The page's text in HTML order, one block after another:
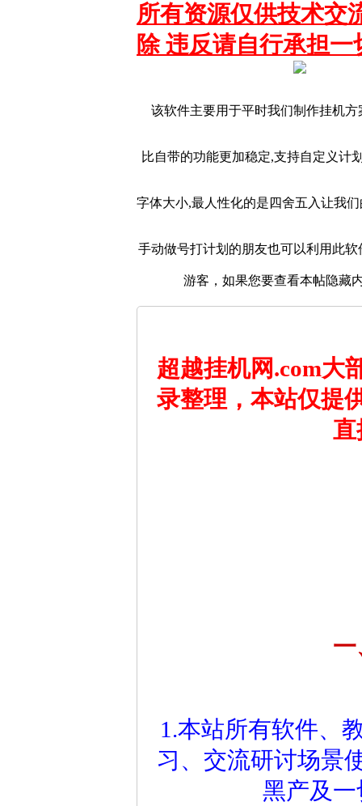
所有资源仅供技术交
除 违反请自行承担
该软件主要用于平时我们制作挂机
比自带的功能更加稳定,支持自定义计
字体大小,最人性化的是四舍五入让我
手动做号打计划的朋友也可以利用此
游客，如果您要查看本帖隐藏
超越挂机网.com大
录整理，本站仅提
直
一
1.本站所有软件、
习、交流研讨场景
黑产及